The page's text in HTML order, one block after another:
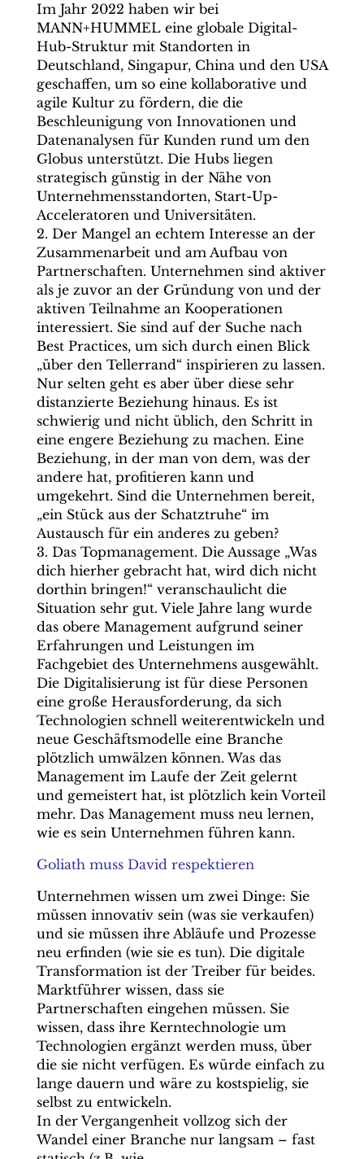
Im Jahr 2022 haben wir bei
MANN+HUMMEL eine globale Digital-
Hub-Struktur mit Standorten in
Deutschland, Singapur, China und den USA
geschaffen, um so eine kollaborative und
agile Kultur zu fördern, die die
Beschleunigung von Innovationen und
Datenanalysen für Kunden rund um den
Globus unterstützt. Die Hubs liegen
strategisch günstig in der Nähe von
Unternehmensstandorten, Start-Up-
Acceleratoren und Universitäten.
2. Der Mangel an echtem Interesse an der
Zusammenarbeit und am Aufbau von
Partnerschaften. Unternehmen sind aktiver
als je zuvor an der Gründung von und der
aktiven Teilnahme an Kooperationen
interessiert. Sie sind auf der Suche nach
Best Practices, um sich durch einen Blick
„über den Tellerrand“ inspirieren zu lassen.
Nur selten geht es aber über diese sehr
distanzierte Beziehung hinaus. Es ist
schwierig und nicht üblich, den Schritt in
eine engere Beziehung zu machen. Eine
Beziehung, in der man von dem, was der
andere hat, profitieren kann und
umgekehrt. Sind die Unternehmen bereit,
„ein Stück aus der Schatztruhe“ im
Austausch für ein anderes zu geben?
3. Das Topmanagement. Die Aussage „Was
dich hierher gebracht hat, wird dich nicht
dorthin bringen!“ veranschaulicht die
Situation sehr gut. Viele Jahre lang wurde
das obere Management aufgrund seiner
Erfahrungen und Leistungen im
Fachgebiet des Unternehmens ausgewählt.
Die Digitalisierung ist für diese Personen
eine große Herausforderung, da sich
Technologien schnell weiterentwickeln und
neue Geschäftsmodelle eine Branche
plötzlich umwälzen können. Was das
Management im Laufe der Zeit gelernt
und gemeistert hat, ist plötzlich kein Vorteil
mehr. Das Management muss neu lernen,
wie es sein Unternehmen führen kann.
Goliath muss David respektieren
Unternehmen wissen um zwei Dinge: Sie
müssen innovativ sein (was sie verkaufen)
und sie müssen ihre Abläufe und Prozesse
neu erfinden (wie sie es tun). Die digitale
Transformation ist der Treiber für beides.
Marktführer wissen, dass sie
Partnerschaften eingehen müssen. Sie
wissen, dass ihre Kerntechnologie um
Technologien ergänzt werden muss, über
die sie nicht verfügen. Es würde einfach zu
lange dauern und wäre zu kostspielig, sie
selbst zu entwickeln.
In der Vergangenheit vollzog sich der
Wandel einer Branche nur langsam – fast